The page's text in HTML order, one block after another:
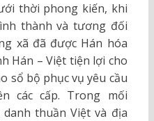
thời phong kiến, khi
thành và tương đối
xã đã được Hán hóa
Hán – Việt tiện lợi cho
sổ bộ phục vụ yêu cầu
các cấp. Trong mối
thuần Việt và địa